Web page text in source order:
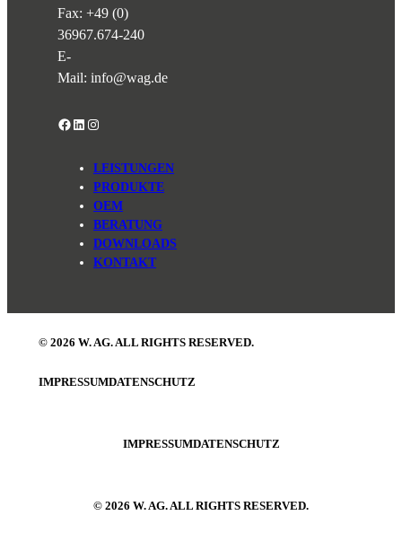
Fax: +49 (0)
36967.674-240
E-
Mail: info@wag.de
Facebook
LinkedIn
Instagram
LEISTUNGEN
PRODUKTE
OEM
BERATUNG
DOWNLOADS
KONTAKT
© 2026 W. AG. ALL RIGHTS RESERVED.
IMPRESSUMDATENSCHUTZ
IMPRESSUMDATENSCHUTZ
© 2026 W. AG. ALL RIGHTS RESERVED.